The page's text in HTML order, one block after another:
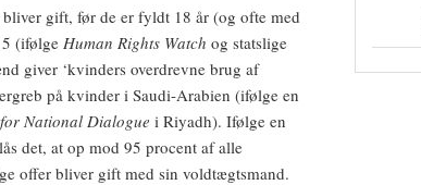
gift, før de er fyldt 18 år (og ofte med
(ifølgeHuman Rights Watch og statslige
giver ‘kvinders overdrevne brug af
på kvinder i Saudi-Arabien (ifølge en
National Dialogue i Riyadh). Ifølge en
det, at op mod 95 procent af alle
offer bliver gift med sin voldtægtsmand.